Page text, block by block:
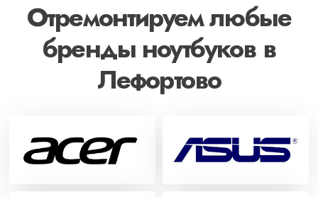
Отремонтируем любые
бренды ноутбуков в
Лефортово